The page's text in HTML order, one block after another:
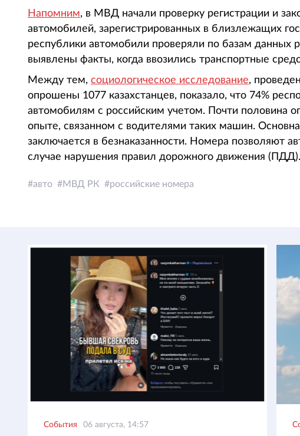
Напомним, в МВД начали проверку регистрации и
автомобилей, зарегистрированных в близлежащих
республики автомобили проверяли по базам данных
выявлены факты, когда ввозились транспортные
Между тем, социологическое исследование,
опрошены 1077 казахстанцев, показало, что 74%
автомобилям с российским учетом. Почти половина
опыте, связанном с водителями таких машин.
заключается в безнаказанности. Номера позволяют
случае нарушения правил дорожного движения (ПДД).
авто МВД РК российские номера
События 06 августа, 14:57